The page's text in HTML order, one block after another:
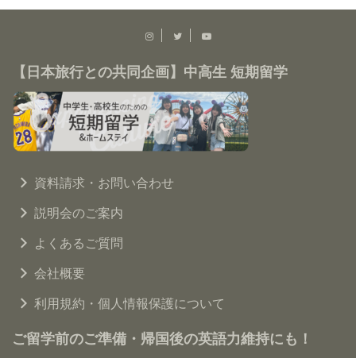
【日本旅行との共同企画】中高生 短期留学
資料請求・お問い合わせ
説明会のご案内
よくあるご質問
会社概要
利用規約・個人情報保護について
ご留学前のご準備・帰国後の英語力維持にも！